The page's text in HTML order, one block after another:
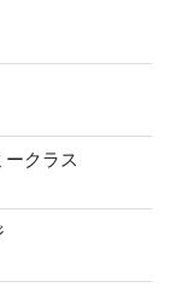
クラス